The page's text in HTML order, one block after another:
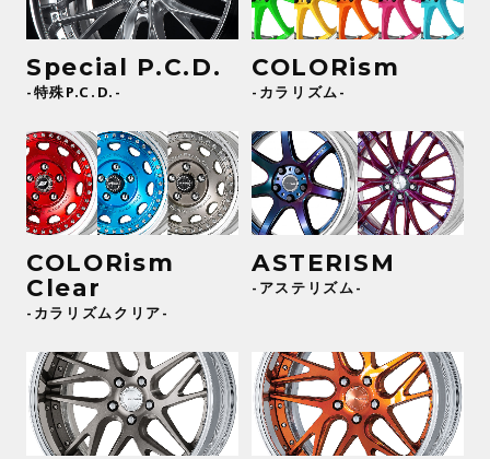
Special P.C.D.
-特殊P.C.D.-
COLORism
-カラリズム-
COLORism
Clear
-カラリズムクリア-
ASTERISM
-アステリズム-